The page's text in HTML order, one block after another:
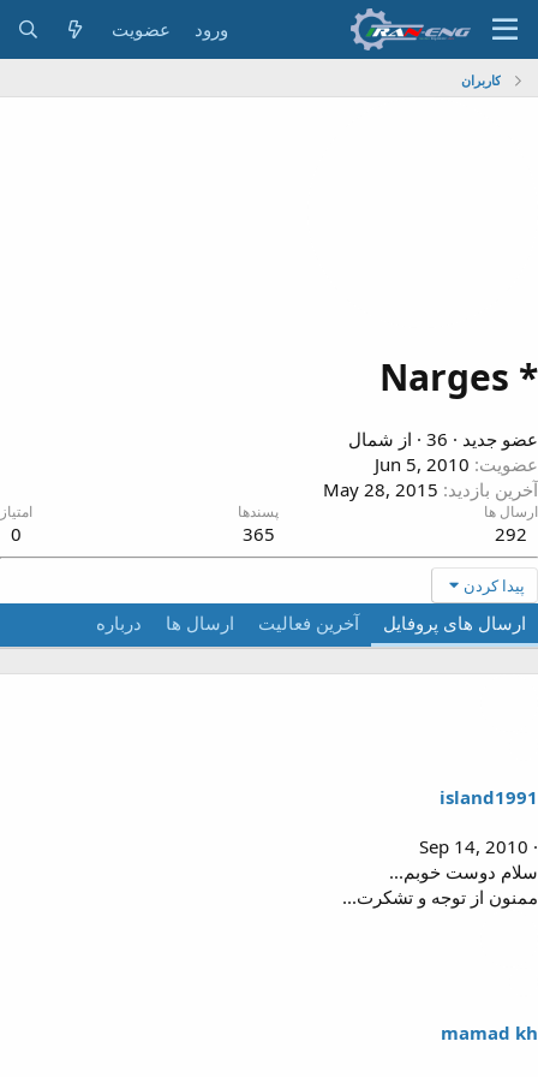
ورود عضویت
کاربران
Narges
جدید 36
· از شمال
Jun 5, 2010
بازدید
May 28, 2015
ها
292
پسندها
365
امتیاز
0
پیدا کردن
ارسال های پروفایل آخرین فعالیت ارسال ها درباره
Sep 14, 2010
دوست خوبم...
از توجه و تشکرت...
mamad